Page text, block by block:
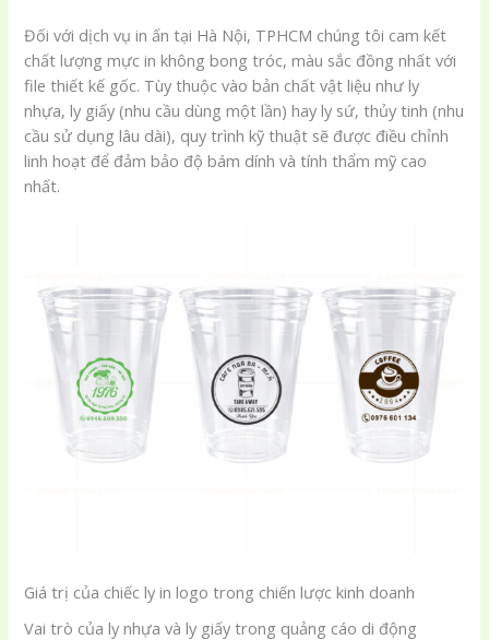
Đối với dịch vụ in ấn tại Hà Nội, TPHCM chúng tôi cam kết
chất lượng mực in không bong tróc, màu sắc đồng nhất với
file thiết kế gốc. Tùy thuộc vào bản chất vật liệu như ly
nhựa, ly giấy (nhu cầu dùng một lần) hay ly sứ, thủy tinh (nhu
cầu sử dụng lâu dài), quy trình kỹ thuật sẽ được điều chỉnh
linh hoạt để đảm bảo độ bám dính và tính thẩm mỹ cao
nhất.
Giá trị của chiếc ly in logo trong chiến lược kinh doanh
Vai trò của ly nhựa và ly giấy trong quảng cáo di động